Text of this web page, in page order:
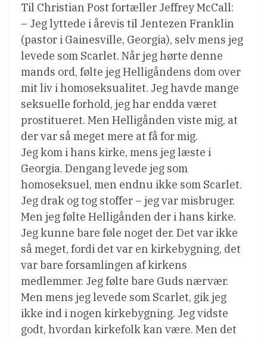
Til Christian Post fortæller Jeffrey McCall:
– Jeg lyttede i årevis til Jentezen Franklin
(pastor i Gainesville, Georgia), selv mens jeg
levede som Scarlet. Når jeg hørte denne
mands ord, følte jeg Helligåndens dom over
mit liv i homoseksualitet. Jeg havde mange
seksuelle forhold, jeg har endda været
prostitueret. Men Helligånden viste mig, at
der var så meget mere at få for mig.
Jeg kom i hans kirke, mens jeg læste i
Georgia. Dengang levede jeg som
homoseksuel, men endnu ikke som Scarlet.
Jeg drak og tog stoffer – jeg var misbruger.
Men jeg følte Helligånden der i hans kirke.
Jeg kunne bare føle noget der. Det var ikke
så meget, fordi det var en kirkebygning, det
var bare forsamlingen af kirkens
medlemmer. Jeg følte bare Guds nærvær.
Men mens jeg levede som Scarlet, gik jeg
ikke ind i nogen kirkebygning. Jeg vidste
godt, hvordan kirkefolk kan være. Men det